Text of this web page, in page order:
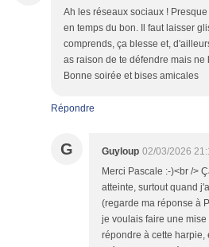
Ah les réseaux sociaux !
en temps du bon. Il faut laisser
comprends, ça blesse et,
as raison de te défendre mais ne
Bonne soirée et bises amicales
Répondre
G Guyloup 02/03/2026
Merci Pascale :-)<br />
atteinte, surtout quand
(regarde ma réponse à
je voulais faire une
répondre à cette harpie,